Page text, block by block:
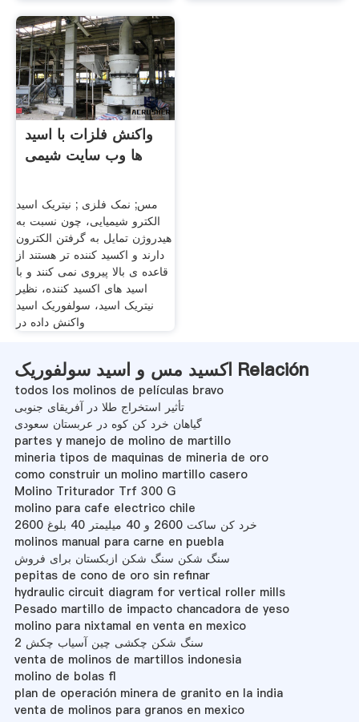
واکنش فلزات با اسید
ها وب سایت شیمی
مس; نمک فلزی ; نیتریک اسید
الکترو شیمیایی، چون نسبت به
هیدروژن تمایل به گرفتن الکترون
دارند و اکسید کننده تر هستند از
قاعده ی بالا پیروی نمی کنند و با
اسید های اکسید کننده، نظیر
نیتریک اسید، سولفوریک اسید
واکنش داده در
اکسید مس و اسید سولفوریک Relación
todos los molinos de películas bravo
تأثیر استخراج طلا در آفریقای جنوبی
گیاهان خرد کن کوه در عربستان سعودی
partes y manejo de molino de martillo
mineria tipos de maquinas de mineria de oro
como construir un molino martillo casero
Molino Triturador Trf 300 G
molino para cafe electrico chile
خرد کن ساکت 2600 و 40 میلیمتر 40 بلوغ 2600
molinos manual para carne en puebla
سنگ شکن سنگ شکن ازبکستان برای فروش
pepitas de cono de oro sin refinar
hydraulic circuit diagram for vertical roller mills
Pesado martillo de impacto chancadora de yeso
molino para nixtamal en venta en mexico
سنگ شکن چکشی چین آسیاب چکش 2
venta de molinos de martillos indonesia
molino de bolas fl
plan de operación minera de granito en la india
venta de molinos para granos en mexico